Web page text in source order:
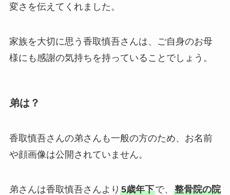
変さを伝えてくれました。
家族を大切に思う香取慎吾さんは、ご自身のお母
様にも感謝の気持ちを持っていることでしょう。
弟は？
香取慎吾さんの弟さんも一般の方のため、お名前
や顔画像は公開されていません。
弟さんは香取慎吾さんより 5歳年下で、 整骨院の院